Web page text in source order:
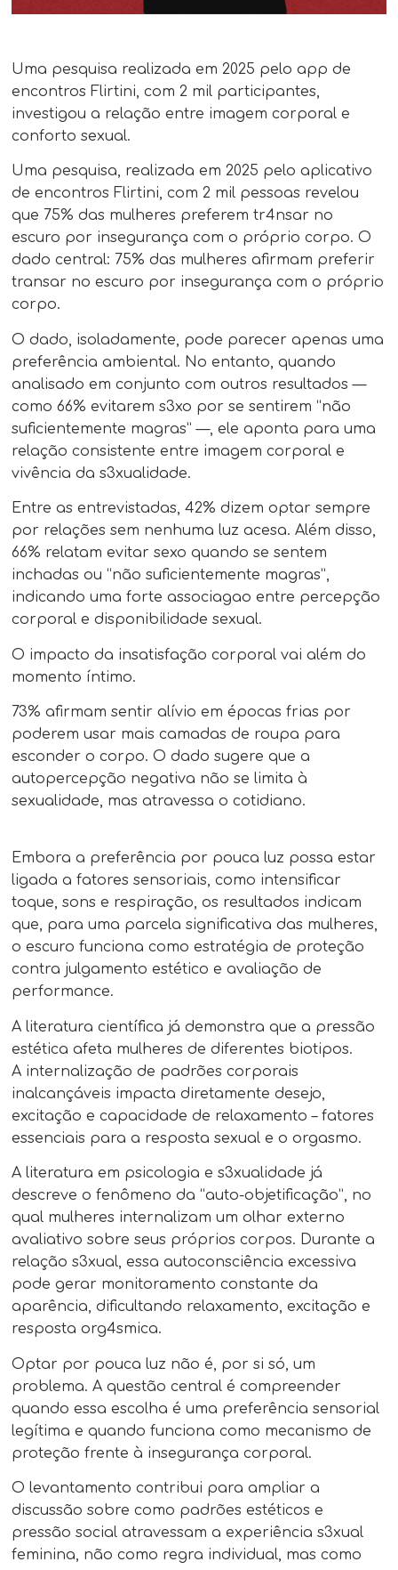
Uma pesquisa realizada em 2025 pelo app de
encontros Flirtini, com 2 mil participantes,
investigou a relação entre imagem corporal e
conforto sexual.
Uma pesquisa, realizada em 2025 pelo aplicativo
de encontros Flirtini, com 2 mil pessoas revelou
que 75% das mulheres preferem tr4nsar no
escuro por insegurança com o próprio corpo. O
dado central: 75% das mulheres afirmam preferir
transar no escuro por insegurança com o próprio
corpo.
O dado, isoladamente, pode parecer apenas uma
preferência ambiental. No entanto, quando
analisado em conjunto com outros resultados —
como 66% evitarem s3xo por se sentirem “não
suficientemente magras” —, ele aponta para uma
relação consistente entre imagem corporal e
vivência da s3xualidade.
Entre as entrevistadas, 42% dizem optar sempre
por relações sem nenhuma luz acesa. Além disso,
66% relatam evitar sexo quando se sentem
inchadas ou “não suficientemente magras”,
indicando uma forte associagao entre percepção
corporal e disponibilidade sexual.
O impacto da insatisfação corporal vai além do
momento íntimo.
73% afirmam sentir alívio em épocas frias por
poderem usar mais camadas de roupa para
esconder o corpo. O dado sugere que a
autopercepção negativa não se limita à
sexualidade, mas atravessa o cotidiano.
Embora a preferência por pouca luz possa estar
ligada a fatores sensoriais, como intensificar
toque, sons e respiração, os resultados indicam
que, para uma parcela significativa das mulheres,
o escuro funciona como estratégia de proteção
contra julgamento estético e avaliação de
performance.
A literatura científica já demonstra que a pressão
estética afeta mulheres de diferentes biotipos.
A internalização de padrões corporais
inalcançáveis impacta diretamente desejo,
excitação e capacidade de relaxamento – fatores
essenciais para a resposta sexual e o orgasmo.
A literatura em psicologia e s3xualidade já
descreve o fenômeno da “auto-objetificação”, no
qual mulheres internalizam um olhar externo
avaliativo sobre seus próprios corpos. Durante a
relação s3xual, essa autoconsciência excessiva
pode gerar monitoramento constante da
aparência, dificultando relaxamento, excitação e
resposta org4smica.
Optar por pouca luz não é, por si só, um
problema. A questão central é compreender
quando essa escolha é uma preferência sensorial
legítima e quando funciona como mecanismo de
proteção frente à insegurança corporal.
O levantamento contribui para ampliar a
discussão sobre como padrões estéticos e
pressão social atravessam a experiência s3xual
feminina, não como regra individual, mas como